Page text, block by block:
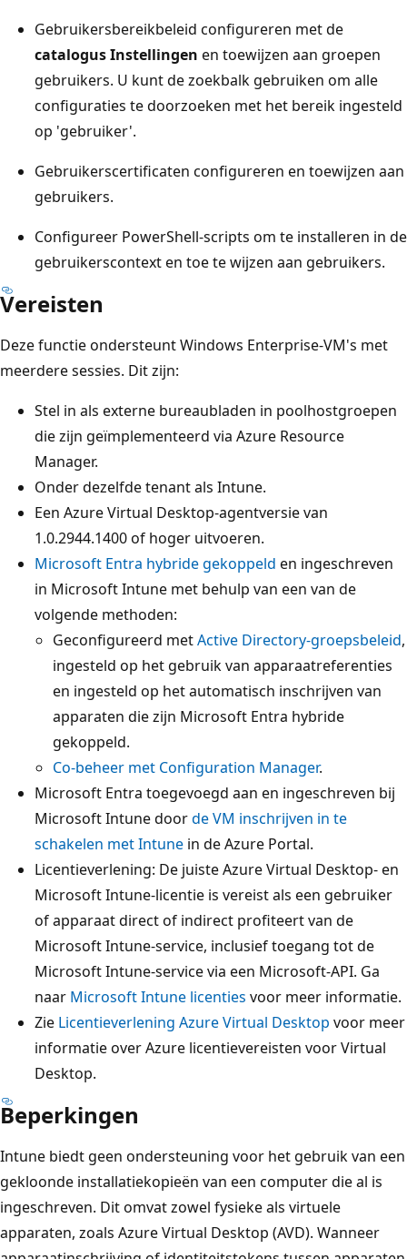
Gebruikersbereikbeleid configureren met de
catalogus Instellingen en toewijzen aan groepen
gebruikers. U kunt de zoekbalk gebruiken om alle
configuraties te doorzoeken met het bereik ingesteld
op 'gebruiker'.
Gebruikerscertificaten configureren en toewijzen aan
gebruikers.
Configureer PowerShell-scripts om te installeren in de
gebruikerscontext en toe te wijzen aan gebruikers.
Vereisten
Deze functie ondersteunt Windows Enterprise-VM's met
meerdere sessies. Dit zijn:
Stel in als externe bureaubladen in poolhostgroepen
die zijn geïmplementeerd via Azure Resource
Manager.
Onder dezelfde tenant als Intune.
Een Azure Virtual Desktop-agentversie van
1.0.2944.1400 of hoger uitvoeren.
Microsoft Entra hybride gekoppeld en ingeschreven
in Microsoft Intune met behulp van een van de
volgende methoden:
Geconfigureerd metActive Directory-groepsbeleid,
ingesteld op het gebruik van apparaatreferenties
en ingesteld op het automatisch inschrijven van
apparaten die zijn Microsoft Entra hybride
gekoppeld.
Co-beheer met Configuration Manager.
Microsoft Entra toegevoegd aan en ingeschreven bij
Microsoft Intune doorde VM inschrijven in te
schakelen met Intune in de Azure Portal.
Licentieverlening: De juiste Azure Virtual Desktop- en
Microsoft Intune-licentie is vereist als een gebruiker
of apparaat direct of indirect profiteert van de
Microsoft Intune-service, inclusief toegang tot de
Microsoft Intune-service via een Microsoft-API. Ga
naar Microsoft Intune licenties voor meer informatie.
Zie Licentieverlening Azure Virtual Desktop voor meer
informatie over Azure licentievereisten voor Virtual
Desktop.
Beperkingen
Intune biedt geen ondersteuning voor het gebruik van een
gekloonde installatiekopieën van een computer die al is
ingeschreven. Dit omvat zowel fysieke als virtuele
apparaten, zoals Azure Virtual Desktop (AVD). Wanneer